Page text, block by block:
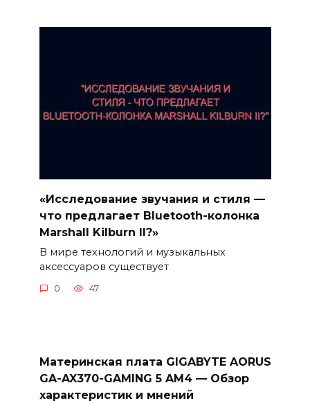
«Исследование звучания и стиля —
что предлагает Bluetooth-колонка
Marshall Kilburn II?»
В мире технологий и музыкальных
аксессуаров существует
0 47
Материнская плата GIGABYTE AORUS
GA-AX370-GAMING 5 AM4 — Обзор
характеристик и мнений